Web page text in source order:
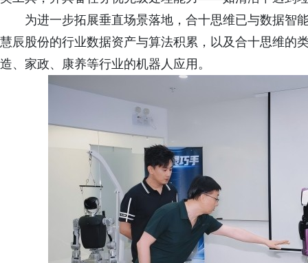
为进一步拓展垂直场景落地，合十思维已与数据智
慧辰股份的行业数据资产与算法积累，以及合十思维的
造、家政、康养等行业的机器人应用。